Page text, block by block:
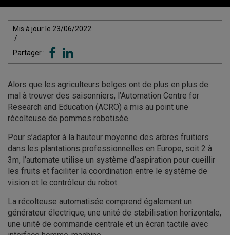
Mis à jour le 23/06/2022
/
Partager :
Alors que les agriculteurs belges ont de plus en plus de
mal à trouver des saisonniers, l’Automation Centre for
Research and Education (ACRO) a mis au point une
récolteuse de pommes robotisée.
Pour s’adapter à la hauteur moyenne des arbres fruitiers
dans les plantations professionnelles en Europe, soit 2 à
3m, l’automate utilise un système d’aspiration pour cueillir
les fruits et faciliter la coordination entre le système de
vision et le contrôleur du robot.
La récolteuse automatisée comprend également un
générateur électrique, une unité de stabilisation horizontale,
une unité de commande centrale et un écran tactile avec